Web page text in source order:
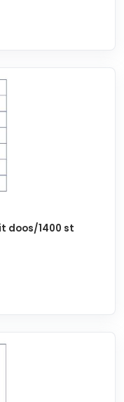
doos/1400 st